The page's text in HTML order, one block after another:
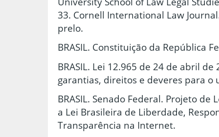
33. Cornell International Law
prelo.
BRASIL. Constituição da República
BRASIL. Lei 12.965 de 24 de abril
garantias, direitos e deveres para o
BRASIL. Senado Federal. Projeto de
a Lei Brasileira de Liberdade,
Transparência na Internet.